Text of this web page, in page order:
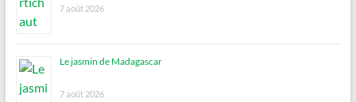
7 août 2026
Le jasmin de Madagascar
7 août 2026